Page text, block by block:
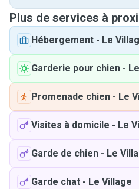
Plus de services à
Hébergement - Le
Garderie pour chien -
Promenade chien - Le
Visites à domicile - Le
Garde de chien - Le
Garde chat - Le Village